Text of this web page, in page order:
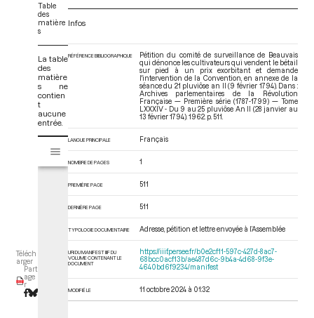
Téléch
arger
Part
age
r
Table
des
matière
s
La table
des
matière
s ne
contien
t
aucune
entrée.
s
M
Tome LXXXIV - Du 9 au 25 pluviôse An II (28 janvier au 13 février 1794)
Infos
RÉFÉRENCE BIBLIOGRAPHIQUE
Pétition du comité de surveillance de Beauvais
qui dénonce les cultivateurs qui vendent le bétail
sur pied à un prix exorbitant et demande
l'intervention de la Convention, en annexe de la
séance du 21 pluviôse an II (9 février 1794). Dans :
Archives parlementaires de la Révolution
Française — Première série (1787-1799) — Tome
LXXXIV - Du 9 au 25 pluviôse An II (28 janvier au
13 février 1794). 1962. p. 511.
LANGUE PRINCIPALE Français
NOMBRE DE PAGES 1
PREMIÈRE PAGE 511
DERNIÈRE PAGE 511
TYPOLOGIE DOCUMENTAIRE Adresse, pétition et lettre envoyée à l’Assemblée
URI DU MANIFEST IIIF DU
VOLUME CONTENANT LE
DOCUMENT
https://iiif.persee.fr/b0e2cf11-597c-427d-8ac7-
68bcc0acf13b/ae487d6c-9b4a-4d68-9f3e-
4640bd6f9234/manifest
MODIFIÉ LE 11 octobre 2024 à 01:32